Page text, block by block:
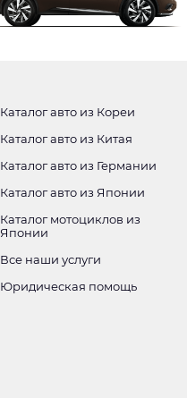
Каталог авто из Кореи
Каталог авто из Китая
Каталог авто из Германии
Каталог авто из Японии
Каталог мотоциклов из
Японии
Все наши услуги
Юридическая помощь